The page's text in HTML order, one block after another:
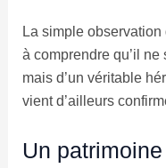
La simple
à comprendre qu’il ne
mais d’un véritable
vient d’ailleurs
Un